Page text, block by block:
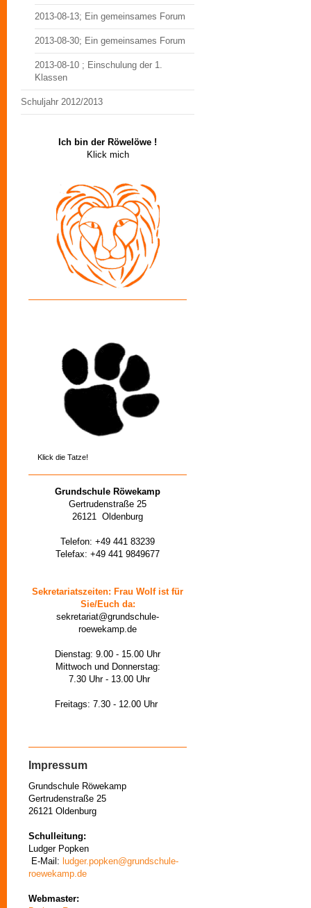
2013-08-13; Ein gemeinsames Forum
2013-08-30; Ein gemeinsames Forum
2013-08-10 ; Einschulung der 1.
Klassen
Schuljahr 2012/2013
Ich bin der Röwelöwe !
Klick mich
Klick die Tatze!
Grundschule Röwekamp
Gertrudenstraße 25
26121 Oldenburg
Telefon: +49 441 83239
Telefax: +49 441 9849677
Sekretariatszeiten: Frau Wolf ist für
Sie/Euch da:
sekretariat@grundschule-
roewekamp.de
Dienstag: 9.00 - 15.00 Uhr
Mittwoch und Donnerstag:
7.30 Uhr - 13.00 Uhr
Freitags: 7.30 - 12.00 Uhr
Impressum
Grundschule Röwekamp
Gertrudenstraße 25
26121 Oldenburg
Schulleitung:
Ludger Popken
E-Mail: ludger.popken@grundschule-
roewekamp.de
Webmaster: